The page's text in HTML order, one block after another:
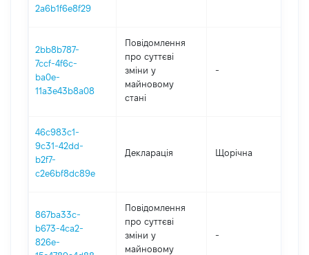
2a6b1f6e8f29
2bb8b787-
7ccf-4f6c-
ba0e-
11a3e43b8a08
Повідомлення
про суттєві
зміни y
майновому
стані
-
46c983c1-
9c31-42dd-
b2f7-
c2e6bf8dc89e
Декларація Щорічна
867ba33c-
b673-4ca2-
826e-
Повідомлення
про суттєві
зміни y
майновому
-